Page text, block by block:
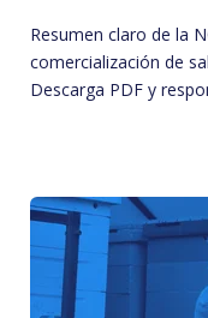
Resumen claro de la
comercialización de
Descarga PDF y